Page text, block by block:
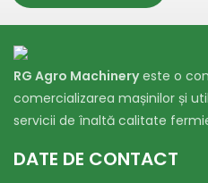
RG Agro Machineryeste o
comercializarea mașinilor și
servicii de înaltă calitate
DATE DE CONTACT